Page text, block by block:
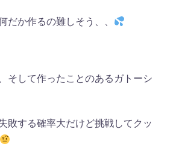
だか作るの難しそう、、
そして作ったことのあるガトーシ
敗する確率大だけど挑戦してクッ